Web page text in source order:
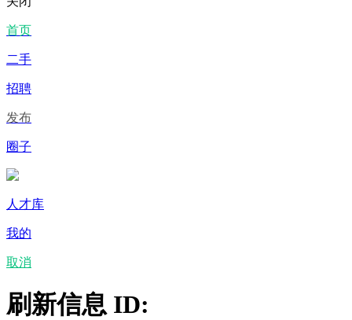
首页
二手
招聘
发布
圈子
人才库
我的
取消
刷新信息 ID: